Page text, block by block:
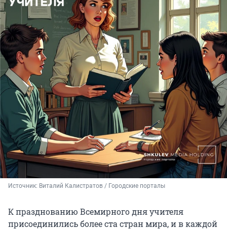
Источник: Виталий Калистратов / Городские порталы
К празднованию Всемирного дня учителя
присоединились более ста стран мира, и в каждой